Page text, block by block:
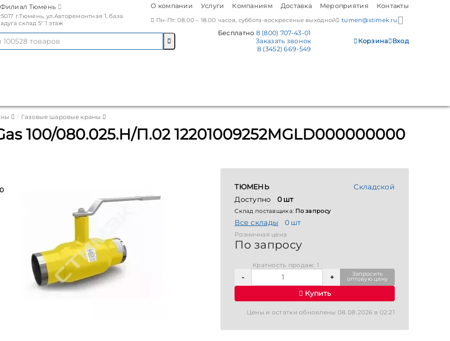
Филиал Тюмень
г.Тюмень, ул.Авторемонтная 1, база
склад 5" 1 этаж
О компании Услуги Компаниям Доставка Мероприятия Контакты
Пн-Пт: 08.00 – 18.00 часов, суббота-воскресенье выходной tumen@stimek.ru
Бесплатно 8 (800) 707-43-01
Заказать звонок
8 (3452) 669-549
Корзина Вход
Газовые шаровые краны
100/080.025.Н/П.02 12201009252MGLD000000000
Складской
ТЮМЕНЬ
Доступно0 шт
Склад поставщика: По запросу
Все склады 0 шт
Розничная цена
По запросу
Кратность продаж: 1
Запросить
оптовую цену
Купить
Цены и остатки обновлены 08.08.2026 в 02:21